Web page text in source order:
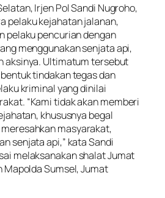
Irjen Pol Sandi Nugroho,
pelaku kejahatan jalanan,
pelaku pencurian dengan
menggunakan senjata api,
aksinya. Ultimatum tersebut
tindakan tegas dan
kriminal yang dinilai
“Kami tidak akan memberi
khususnya begal
masyarakat,
senjata api,” kata Sandi
melaksanakan shalat Jumat
Mapolda Sumsel, Jumat